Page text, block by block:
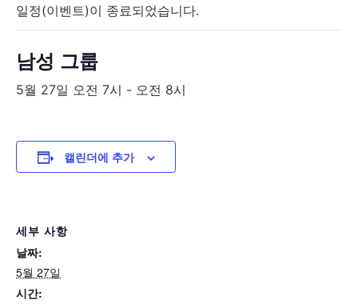
일정(이벤트)이 종료되었습니다.
남성 그룹
5월 27일 오전 7시 - 오전 8시
캘린더에 추가
세부 사항
날짜:
5월 27일
시간: